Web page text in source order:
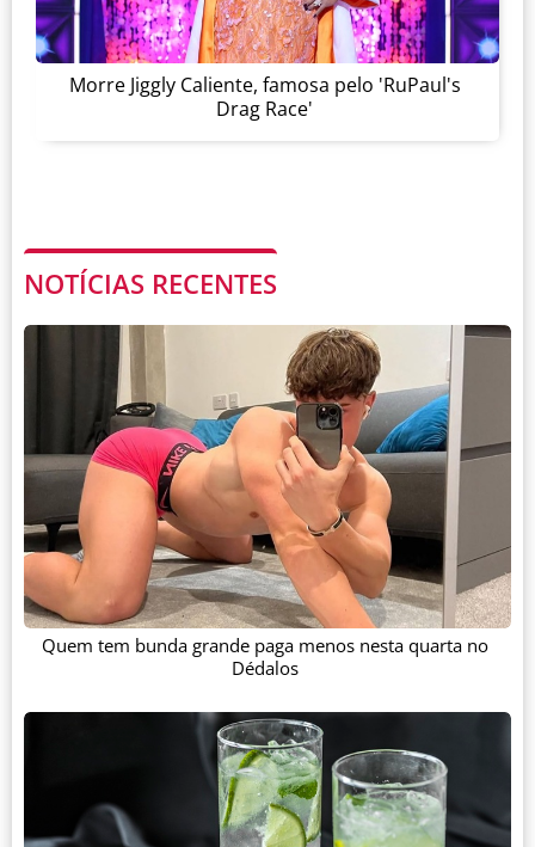
Morre Jiggly Caliente, famosa pelo 'RuPaul's
Drag Race'
NOTÍCIAS RECENTES
Quem tem bunda grande paga menos nesta quarta no
Dédalos